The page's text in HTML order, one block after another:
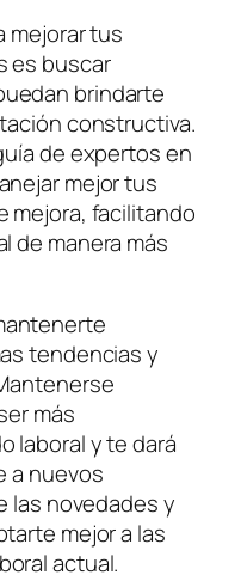
mejorar tus
es buscar
brindarte
constructiva.
de expertos en
mejor tus
mejora, facilitando
de manera más
tendencias y
más
laboral y te dará
a nuevos
las novedades y
mejor a las
actual.